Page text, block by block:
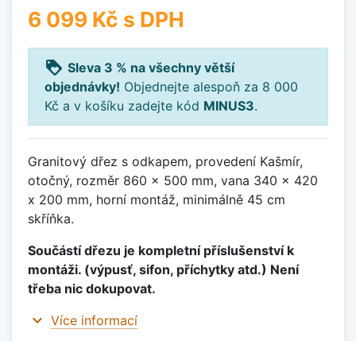
6 099 Kč s DPH
loyalty Sleva 3 % na všechny větší
objednávky! Objednejte alespoň za 8 000
Kč a v košíku zadejte kód MINUS3.
Granitový dřez s odkapem, provedení Kašmír,
otočný, rozměr 860 x 500 mm, vana 340 x 420
x 200 mm, horní montáž, minimálně 45 cm
skříňka.
Součástí dřezu je kompletní příslušenství k
montáži. (výpusť, sifon, příchytky atd.) Není
třeba nic dokupovat.
expand_more Více informací